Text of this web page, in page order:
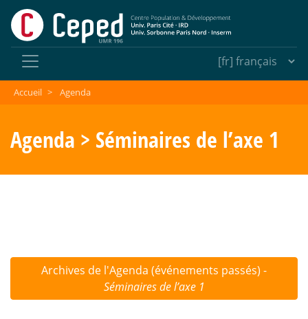
Accueil > Agenda
Agenda > Séminaires de l’axe 1
Archives de l'Agenda (événements passés) -
Séminaires de l’axe 1